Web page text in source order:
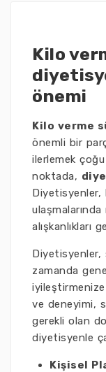
Kilo
önemi
Kilo verme
önemli bir
ilerlemek
noktada,
Diyetisyenler,
alışkanlıkları
Diyetisyenler,
zamanda
iyileştirmenize
ve deneyimi,
gerekli olan
diyetisyenle
Kişisel